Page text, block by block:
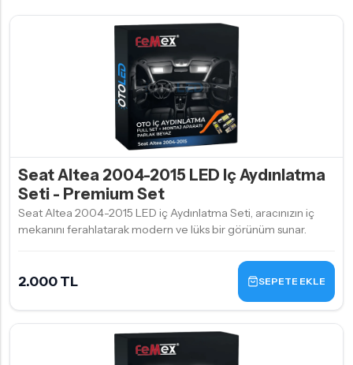
Seat Altea 2004-2015 LED Iç Aydınlatma
Seti - Premium Set
Seat Altea 2004-2015 LED iç Aydınlatma Seti, aracınızın iç
mekanını ferahlatarak modern ve lüks bir görünüm sunar.
2.000 TL SEPETE EKLE